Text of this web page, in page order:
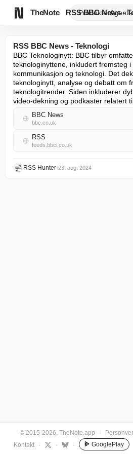
TheNote Produkter
RSS BBC News -
RSS BBC News - Teknologi
BBC Teknologinytt: BBC tilbyr
teknologinyttene, inkludert fremsteg i
kommunikasjon og teknologi. Det
teknologinytt, analyse og debatt om
teknologitrender. Siden inkluderer
video-dekning og podkaster relatert
BBC News
bbc.co.uk
RSS
feeds.bbci.co.uk
RSS Hunter•23. aug. 2024
© 2015-2026, TheNote.app ·
Kontakt
· · · GooglePlay